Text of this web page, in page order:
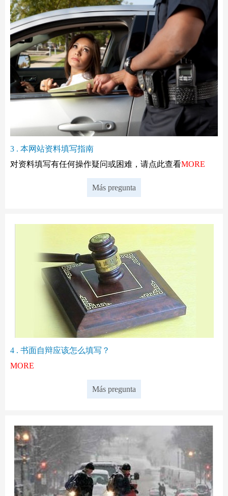
3 . 本网站资料填写指南
对资料填写有任何操作疑问或困难，请点此查看MORE
Más pregunta
4 . 书面自辩应该怎么填写？
MORE
Más pregunta